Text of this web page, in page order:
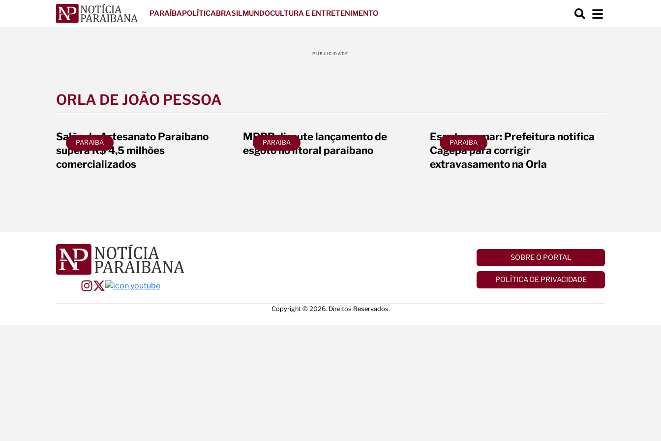
PARAÍBAPOLÍTICABRASILMUNDOCULTURA E ENTRETENIMENTO
PUBLICIDADE
ORLA DE JOÃO PESSOA
PARAÍBA
Salão do Artesanato Paraibano
supera R$ 4,5 milhões
comercializados
PARAÍBA
MPPB discute lançamento de
esgoto no litoral paraibano
PARAÍBA
Esgoto no mar: Prefeitura notifica
Cagepa para corrigir
extravasamento na Orla
SOBRE O PORTAL
POLÍTICA DE PRIVACIDADE
Copyright © 2026. Direitos Reservados.